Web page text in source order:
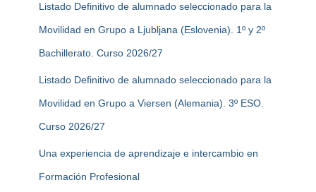
Listado Definitivo de alumnado seleccionado para la
Movilidad en Grupo a Ljubljana (Eslovenia). 1º y 2º
Bachillerato. Curso 2026/27
Listado Definitivo de alumnado seleccionado para la
Movilidad en Grupo a Viersen (Alemania). 3º ESO.
Curso 2026/27
Una experiencia de aprendizaje e intercambio en
Formación Profesional